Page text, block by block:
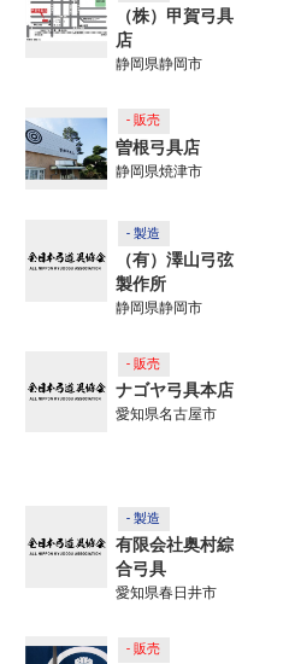
（株）甲賀弓具
店
静岡県静岡市
- 販売
曽根弓具店
静岡県焼津市
- 製造
（有）澤山弓弦
製作所
静岡県静岡市
- 販売
ナゴヤ弓具本店
愛知県名古屋市
- 製造
有限会社奥村綜
合弓具
愛知県春日井市
- 販売